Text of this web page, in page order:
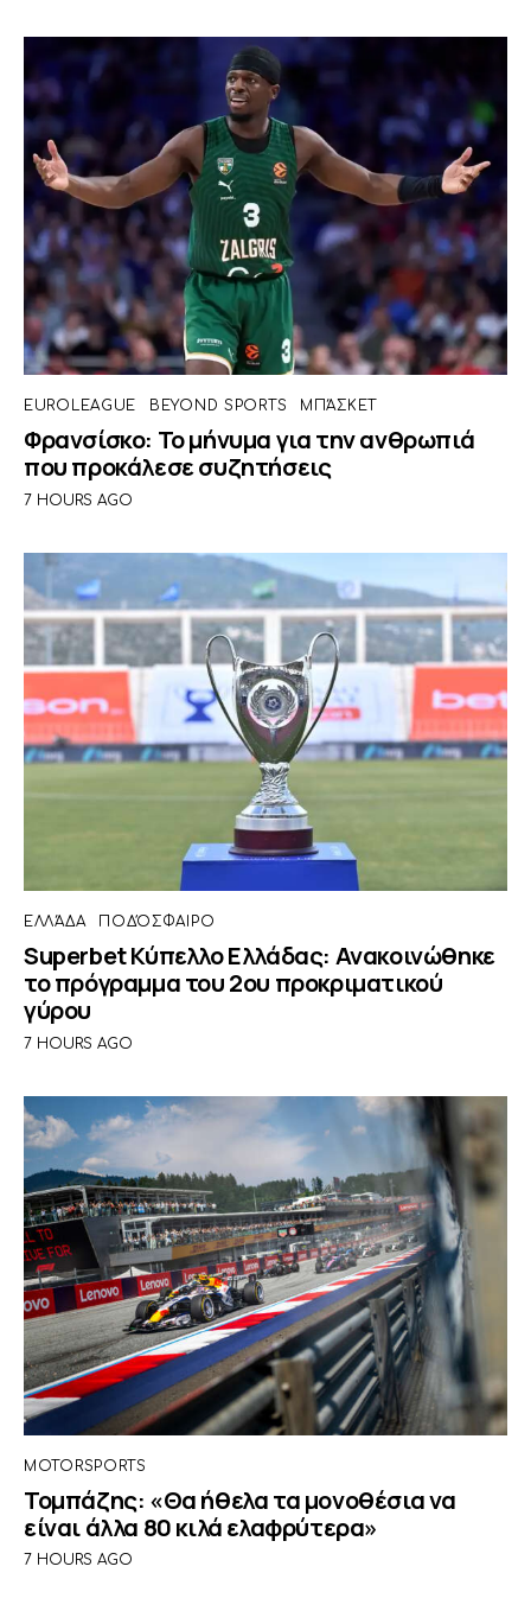
EUROLEAGUE BEYOND SPORTS ΜΠΆΣΚΕΤ
Φρανσίσκο: Το μήνυμα για την ανθρωπιά
που προκάλεσε συζητήσεις
7 HOURS AGO
ΕΛΛΆΔΑ ΠΟΔΌΣΦΑΙΡΟ
Superbet Κύπελλο Ελλάδας: Ανακοινώθηκε
το πρόγραμμα του 2ου προκριματικού
γύρου
7 HOURS AGO
MOTORSPORTS
Τομπάζης: «Θα ήθελα τα μονοθέσια να
είναι άλλα 80 κιλά ελαφρύτερα»
7 HOURS AGO